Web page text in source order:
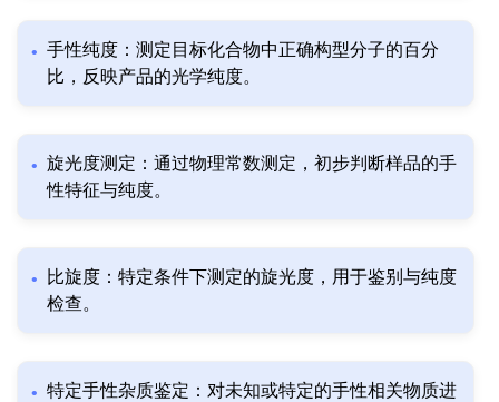
手性纯度：测定目标化合物中正确构型分子的百分
比，反映产品的光学纯度。
旋光度测定：通过物理常数测定，初步判断样品的手
性特征与纯度。
比旋度：特定条件下测定的旋光度，用于鉴别与纯度
检查。
特定手性杂质鉴定：对未知或特定的手性相关物质进